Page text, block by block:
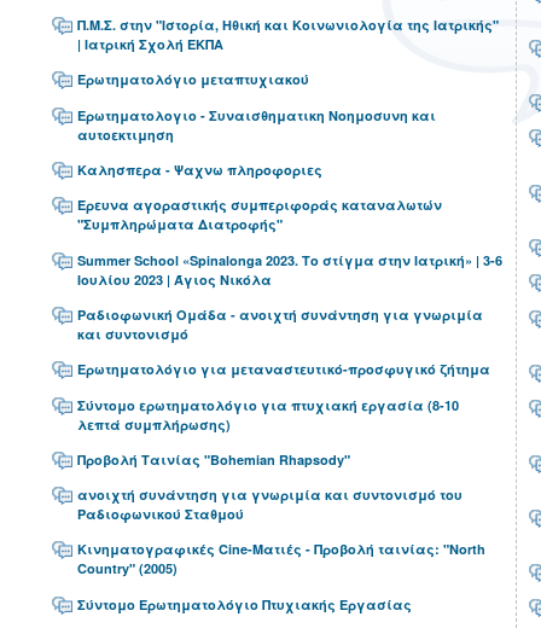
Π.Μ.Σ. στην "Ιστορία, Ηθική και Κοινωνιολογία της Ιατρικής"
| Ιατρική Σχολή ΕΚΠΑ
Ερωτηματολόγιο μεταπτυχιακού
Ερωτηματολογιο - Συναισθηματικη Νοημοσυνη και
αυτοεκτιμηση
Καλησπερα - Ψαχνω πληροφοριες
Έρευνα αγοραστικής συμπεριφοράς καταναλωτών
"Συμπληρώματα Διατροφής"
Summer School «Spinalonga 2023. Το στίγμα στην Ιατρική» | 3-6
Ιουλίου 2023 | Άγιος Νικόλα
Ραδιοφωνική Ομάδα - ανοιχτή συνάντηση για γνωριμία
και συντονισμό
Ερωτηματολόγιο για μεταναστευτικό-προσφυγικό ζήτημα
Σύντομο ερωτηματολόγιο για πτυχιακή εργασία (8-10
λεπτά συμπλήρωσης)
Προβολή Ταινίας "Bohemian Rhapsody"
ανοιχτή συνάντηση για γνωριμία και συντονισμό του
Ραδιοφωνικού Σταθμού
Κινηματογραφικές Cine-Ματιές - Προβολή ταινίας: "North
Country" (2005)
Σύντομο Ερωτηματολόγιο Πτυχιακής Εργασίας